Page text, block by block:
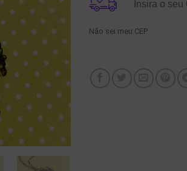
Não sei meu CEP